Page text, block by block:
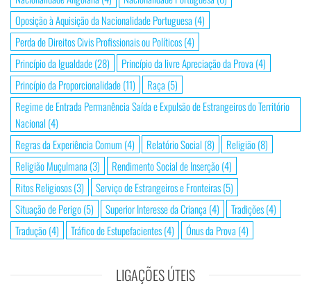
Oposição à Aquisição da Nacionalidade Portuguesa (4)
Perda de Direitos Civis Profissionais ou Políticos(4)
Princípio da Igualdade(28) Princípio da livre Apreciação da Prova (4)
Princípio da Proporcionalidade(11) Raça (5)
Regime de Entrada Permanência Saída e Expulsão de Estrangeiros do Território
Nacional (4)
Regras da Experiência Comum (4) Relatório Social (8) Religião(8)
Religião Muçulmana (3) Rendimento Social de Inserção(4)
Ritos Religiosos(3) Serviço de Estrangeiros e Fronteiras(5)
Situação de Perigo(5) Superior Interesse da Criança (4) Tradições(4)
Tradução(4) Tráfico de Estupefacientes(4) Ónus da Prova (4)
LIGAÇÕES ÚTEIS